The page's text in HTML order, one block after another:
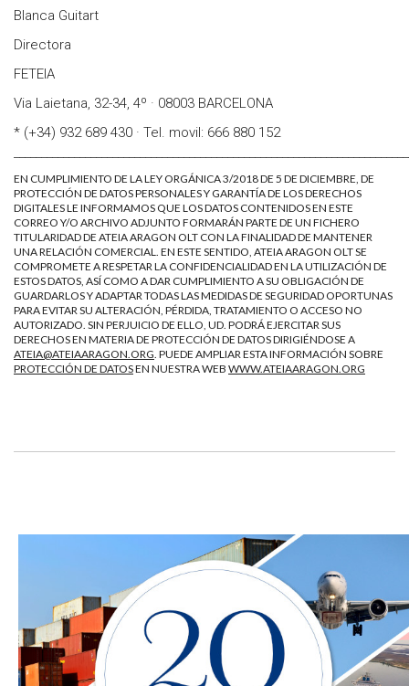
Blanca Guitart
Directora
FETEIA
Via Laietana, 32-34, 4º · 08003 BARCELONA
* (+34) 932 689 430 · Tel. movil: 666 880 152
EN CUMPLIMIENTO DE LA LEY ORGÁNICA 3/2018 DE 5 DE DICIEMBRE, DE
PROTECCIÓN DE DATOS PERSONALES Y GARANTÍA DE LOS DERECHOS
DIGITALES LE INFORMAMOS QUE LOS DATOS CONTENIDOS EN ESTE
CORREO Y/O ARCHIVO ADJUNTO FORMARÁN PARTE DE UN FICHERO
TITULARIDAD DE ATEIA ARAGON OLT CON LA FINALIDAD DE MANTENER
UNA RELACIÓN COMERCIAL. EN ESTE SENTIDO, ATEIA ARAGON OLT SE
COMPROMETE A RESPETAR LA CONFIDENCIALIDAD EN LA UTILIZACIÓN DE
ESTOS DATOS, ASÍ COMO A DAR CUMPLIMIENTO A SU OBLIGACIÓN DE
GUARDARLOS Y ADAPTAR TODAS LAS MEDIDAS DE SEGURIDAD OPORTUNAS
PARA EVITAR SU ALTERACIÓN, PÉRDIDA, TRATAMIENTO O ACCESO NO
AUTORIZADO. SIN PERJUICIO DE ELLO, UD. PODRÁ EJERCITAR SUS
DERECHOS EN MATERIA DE PROTECCIÓN DE DATOS DIRIGIÉNDOSE A
ATEIA@ATEIAARAGON.ORG. PUEDE AMPLIAR ESTA INFORMACIÓN SOBRE
PROTECCIÓN DE DATOSEN NUESTRA WEB WWW.ATEIAARAGON.ORG